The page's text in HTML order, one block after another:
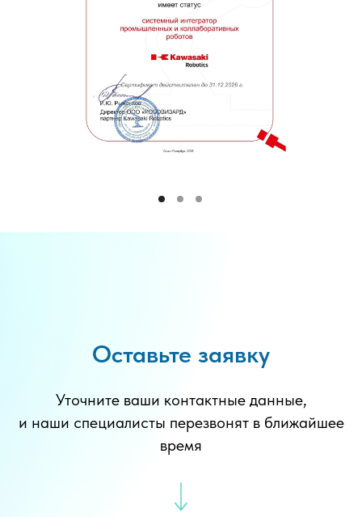
Оставьте заявку
Уточните ваши контактные данные,
и наши специалисты перезвонят в ближайшее
время